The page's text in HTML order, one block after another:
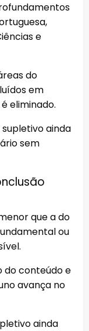
e
do
em
eliminado.
ainda
sem
que a do
ou
do conteúdo e
avança no
ainda